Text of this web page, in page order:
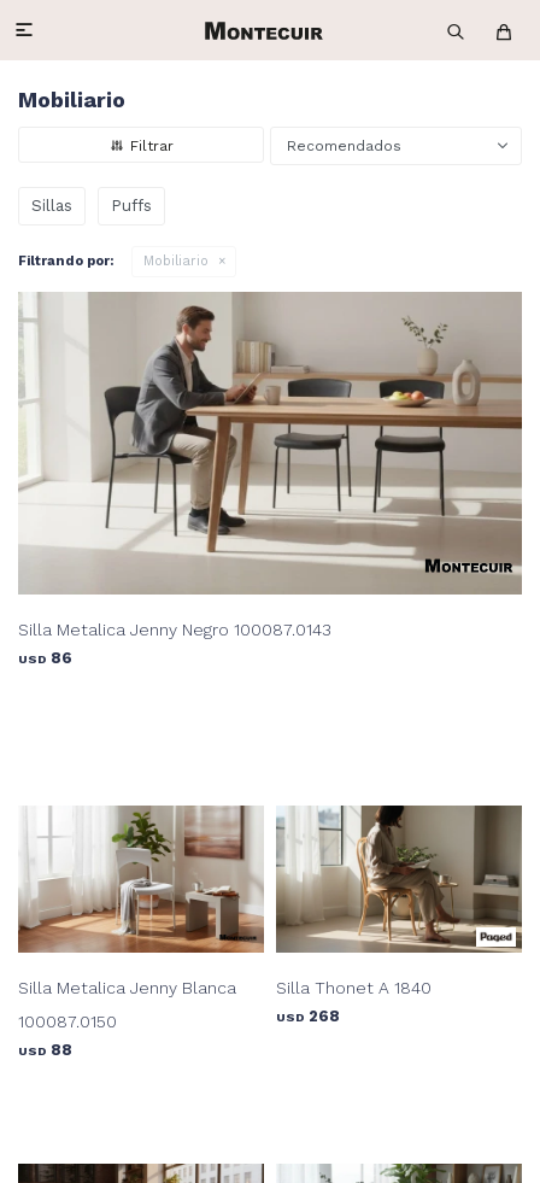

Mobiliario
Recomendados
Sillas Puffs
Filtrando por: Mobiliario
Silla Metalica Jenny Negro 100087.0143
USD 86
Silla Metalica Jenny Blanca
100087.0150
USD 88
Silla Thonet A 1840
USD 268